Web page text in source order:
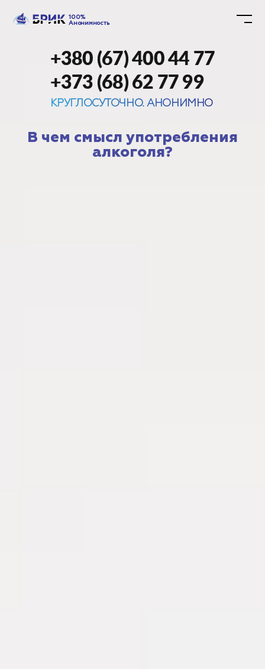
100%
Анонимность
+380 (67) 400 44 77
+373 (68) 62 77 99
КРУГЛОСУТОЧНО. АНОНИМНО
В чем смысл употребления
алкоголя?